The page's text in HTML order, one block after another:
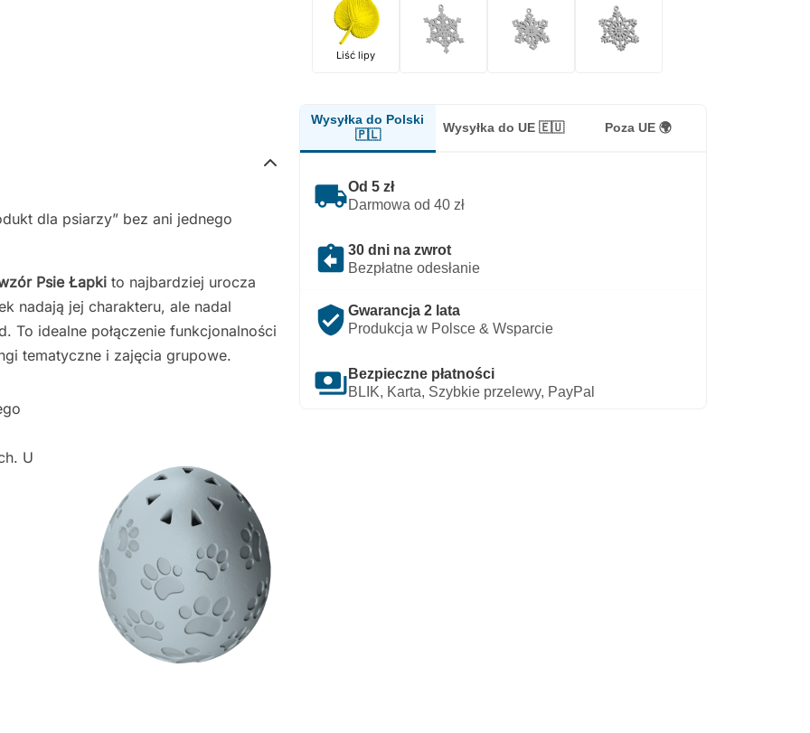
Liść lipy
Wysyłka do Polski
🇵🇱
Wysyłka do UE 🇪🇺 Poza UE 🌍
local_shippingOd 5 zł
Darmowa od 40 zł
assignment_return 30 dni na zwrot
Bezpłatne odesłanie
verified_user Gwarancja 2 lata
Produkcja w Polsce & Wsparcie
payments Bezpieczne płatności
BLIK, Karta, Szybkie przelewy, PayPal
dla psiarzy” bez ani jednego
Psie Łapki to najbardziej urocza
nadają jej charakteru, ale nadal
To idealne połączenie funkcjonalności
tematyczne i zajęcia grupowe.
U